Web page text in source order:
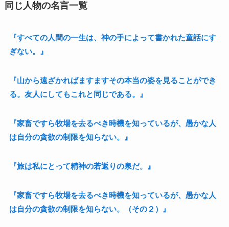
同じ人物の名言一覧
『すべての人間の一生は、神の手によって書かれた童話にす
ぎない。』
『山から遠ざかればますますその本当の姿を見ることができ
る。友人にしてもこれと同じである。』
『家畜ですら牧場を去るべき時機を知っているが、愚かな人
は自分の貪欲の制限を知らない。』
『旅は私にとって精神の若返りの泉だ。』
『家畜ですら牧場を去るべき時機を知っているが、愚かな人
は自分の貪欲の制限を知らない。（その２）』